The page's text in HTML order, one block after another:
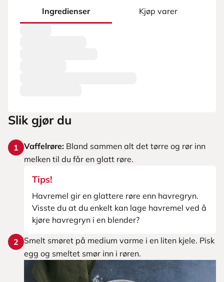
Ingredienser Kjøp varer
Slik gjør du
1 Vaffelrøre: Bland sammen alt det tørre og rør inn
melken til du får en glatt røre.
Tips!
Havremel gir en glattere røre enn havregryn.
Visste du at du enkelt kan lage havremel ved å
kjøre havregryn i en blender?
2
Smelt smøret på medium varme i en liten kjele. Pisk
egg og smeltet smør inn i røren.